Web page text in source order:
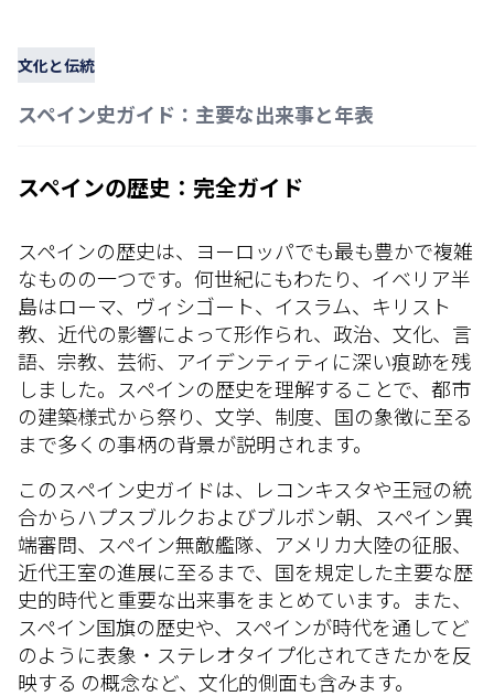
文化と伝統
スペイン史ガイド：主要な出来事と年表
スペインの歴史：完全ガイド
スペインの歴史は、ヨーロッパでも最も豊かで複雑
なものの一つです。何世紀にもわたり、イベリア半
島はローマ、ヴィシゴート、イスラム、キリスト
教、近代の影響によって形作られ、政治、文化、言
語、宗教、芸術、アイデンティティに深い痕跡を残
しました。スペインの歴史を理解することで、都市
の建築様式から祭り、文学、制度、国の象徴に至る
まで多くの事柄の背景が説明されます。
このスペイン史ガイドは、レコンキスタや王冠の統
合からハプスブルクおよびブルボン朝、スペイン異
端審問、スペイン無敵艦隊、アメリカ大陸の征服、
近代王室の進展に至るまで、国を規定した主要な歴
史的時代と重要な出来事をまとめています。また、
スペイン国旗の歴史や、スペインが時代を通してど
のように表象・ステレオタイプ化されてきたかを反
映する の概念など、文化的側面も含みます。